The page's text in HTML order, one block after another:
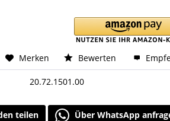
Merken Bewerten
20.72.1501.00
teilen Über WhatsApp